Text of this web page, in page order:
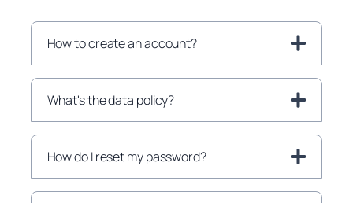
How to create an account?
What's the data policy?
How do I reset my password?